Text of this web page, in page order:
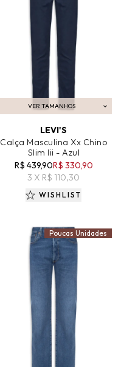
VER TAMANHOS
ADICIONAR AO CARRINHO
LEVI'S
Calça Masculina Xx Chino
Slim Iii - Azul
R$ 439,90R$ 330,90
3 X R$ 110,30
WISHLIST
Poucas Unidades